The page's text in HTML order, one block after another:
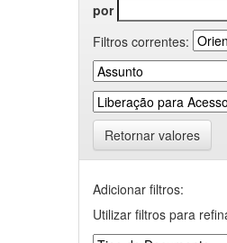
por
Filtros correntes:
Retornar valores
Adicionar filtros:
Utilizar filtros para